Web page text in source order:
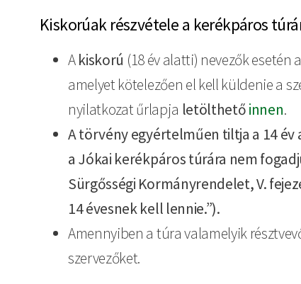
Kiskorúak részvétele a kerékpáros
Akiskorú (18 év alatti) nevezők esetén a
amelyet kötelezően el kell küldenie a
nyilatkozat űrlapja letölthetőinnen.
A törvény egyértelműen tiltja a 14
a Jókai kerékpáros túrára nem
Sürgősségi Kormányrendelet, V.
14 évesnek kell lennie.”).
Amennyiben a túra valamelyik
szervezőket.